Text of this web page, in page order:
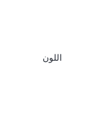
اللون